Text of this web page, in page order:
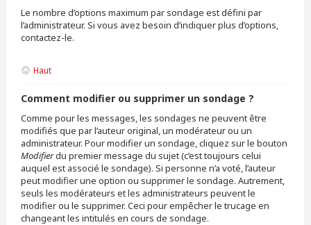
Le nombre d’options maximum par sondage est défini par
l’administrateur. Si vous avez besoin d’indiquer plus d’options,
contactez-le.
Haut
Comment modifier ou supprimer un sondage ?
Comme pour les messages, les sondages ne peuvent être
modifiés que par l’auteur original, un modérateur ou un
administrateur. Pour modifier un sondage, cliquez sur le bouton
Modifierdu premier message du sujet (c’est toujours celui
auquel est associé le sondage). Si personne n’a voté, l’auteur
peut modifier une option ou supprimer le sondage. Autrement,
seuls les modérateurs et les administrateurs peuvent le
modifier ou le supprimer. Ceci pour empêcher le trucage en
changeant les intitulés en cours de sondage.